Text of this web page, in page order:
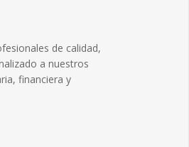
de calidad,
a nuestros
financiera y